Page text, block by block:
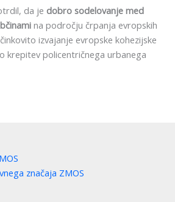
da je dobro sodelovanje med
na področju črpanja evropskih
izvajanje evropske kohezijske
krepitev policentričnega urbanega
značaja ZMOS